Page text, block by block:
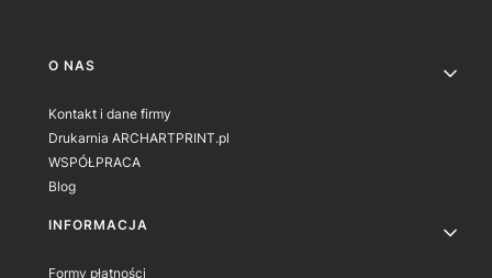
Linki w stopce
O NAS
Kontakt i dane firmy
Drukarnia ARCHARTPRINT.pl
WSPÓŁPRACA
Blog
INFORMACJA
Formy płatności